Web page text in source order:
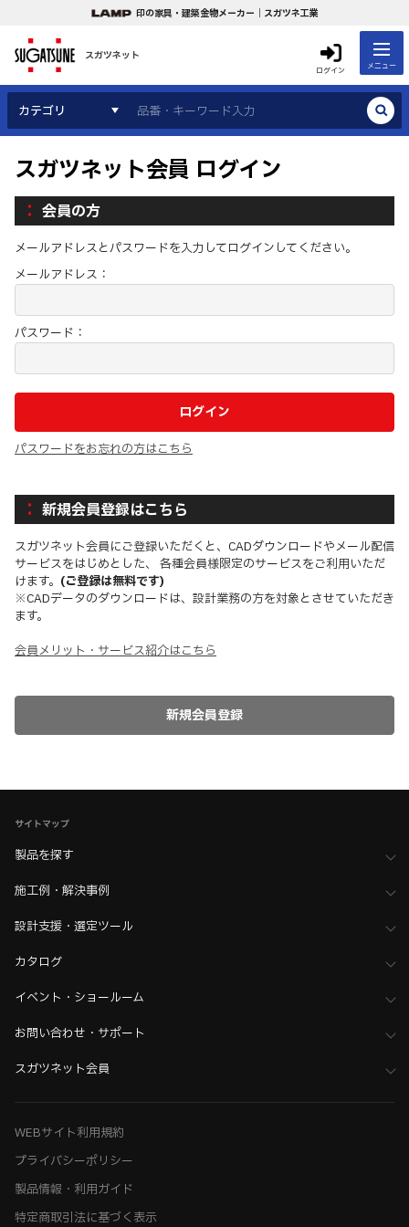
印の家具・建築金物メーカー｜スガツネ工業
スガツネット
ログイン メニュー
カテゴリ
スガツネット会員 ログイン
会員の方
メールアドレスとパスワードを入力してログインしてください。
メールアドレス：
パスワード：
パスワードをお忘れの方はこちら
新規会員登録はこちら
スガツネット会員にご登録いただくと、CADダウンロードやメール配信
サービスをはじめとした、 各種会員様限定のサービスをご利用いただ
けます。 (ご登録は無料です)
※CADデータのダウンロードは、設計業務の方を対象とさせていただき
ます。
会員メリット・サービス紹介はこちら
サイトマップ
製品を探す
施工例・解決事例
設計支援・選定ツール
カタログ
イベント・ショールーム
お問い合わせ・サポート
スガツネット会員
WEBサイト利用規約
プライバシーポリシー
製品情報・利用ガイド
特定商取引法に基づく表示